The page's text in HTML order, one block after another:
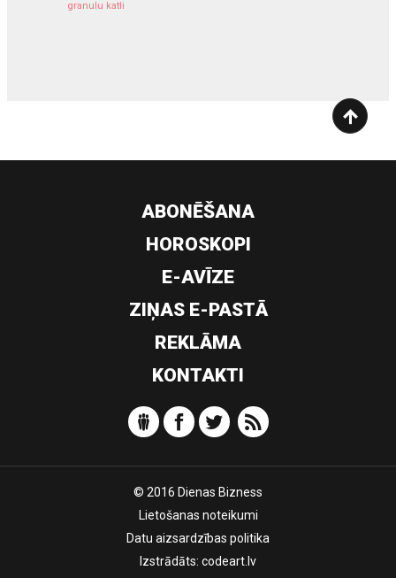
granulu katli
ABONĒŠANA
HOROSKOPI
E-AVĪZE
ZIŅAS E-PASTĀ
REKLĀMA
KONTAKTI
© 2016 Dienas Bizness
Lietošanas noteikumi
Datu aizsardzības politika
Izstrādāts: codeart.lv